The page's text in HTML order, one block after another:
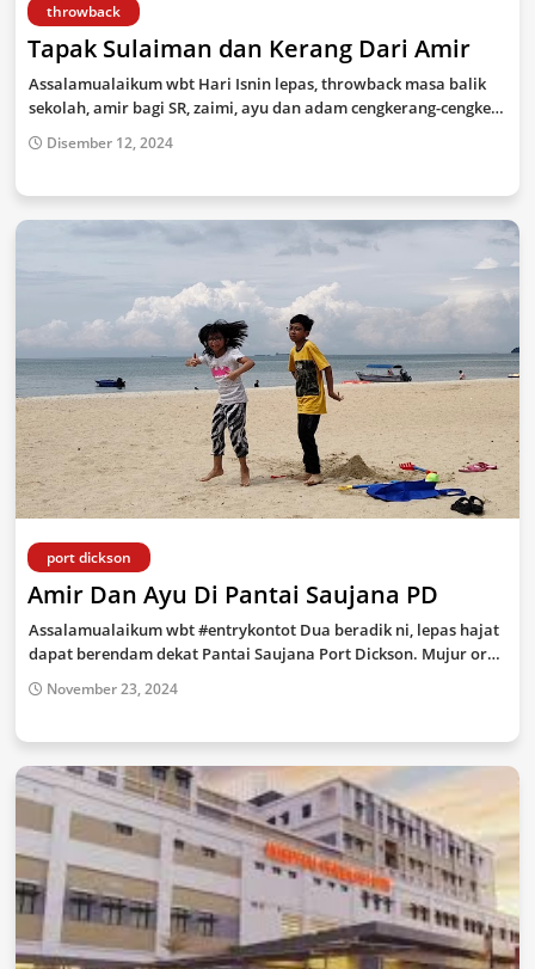
throwback
Tapak Sulaiman dan Kerang Dari Amir
Assalamualaikum wbt Hari Isnin lepas, throwback masa balik
sekolah, amir bagi SR, zaimi, ayu dan adam cengkerang-cengke…
Disember 12, 2024
port dickson
Amir Dan Ayu Di Pantai Saujana PD
Assalamualaikum wbt #entrykontot Dua beradik ni, lepas hajat
dapat berendam dekat Pantai Saujana Port Dickson. Mujur or…
November 23, 2024